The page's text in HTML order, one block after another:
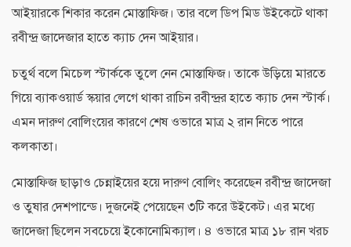
আইয়ারকে শিকার করেন মোস্তাফিজ। তার বলে ডিপ মিড উইকেটে থাকা
রবীন্দ্র জাদেজার হাতে ক্যাচ দেন আইয়ার।
চতুর্থ বলে মিচেল স্টার্ককে তুলে নেন মোস্তাফিজ। তাকে উড়িয়ে মারতে
গিয়ে ব্যাকওয়ার্ড স্কয়ার লেগে থাকা রাচিন রবীন্দ্রর হাতে ক্যাচ দেন স্টার্ক।
এমন দারুণ বোলিংয়ের কারণে শেষ ওভারে মাত্র ২ রান নিতে পারে
কলকাতা।
মোস্তাফিজ ছাড়াও চেন্নাইয়ের হয়ে দারুণ বোলিং করেছেন রবীন্দ্র জাদেজা
ও তুষার দেশপান্ডে। দুজনেই পেয়েছেন ৩টি করে উইকেট। এর মধ্যে
জাদেজা ছিলেন সবচেয়ে ইকোনোমিক্যাল। ৪ ওভারে মাত্র ১৮ রান খরচ